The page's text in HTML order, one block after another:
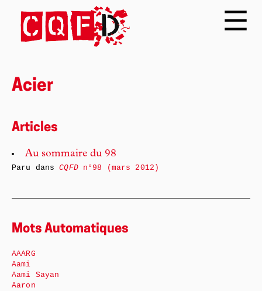
Acier
Articles
Au sommaire du 98
Paru dansCQFDn°98 (mars 2012)
Mots Automatiques
AAARG
Aami
Aami Sayan
Aaron